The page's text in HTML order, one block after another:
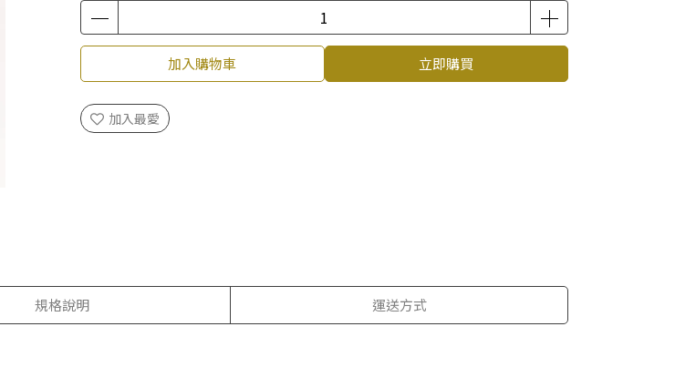
加入購物車 立即購買
加入最愛
規格說明 運送方式